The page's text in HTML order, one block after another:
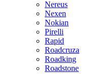
Nereus
Nexen
Nokian
Pirelli
Rapid
Roadcruza
Roadking
Roadstone